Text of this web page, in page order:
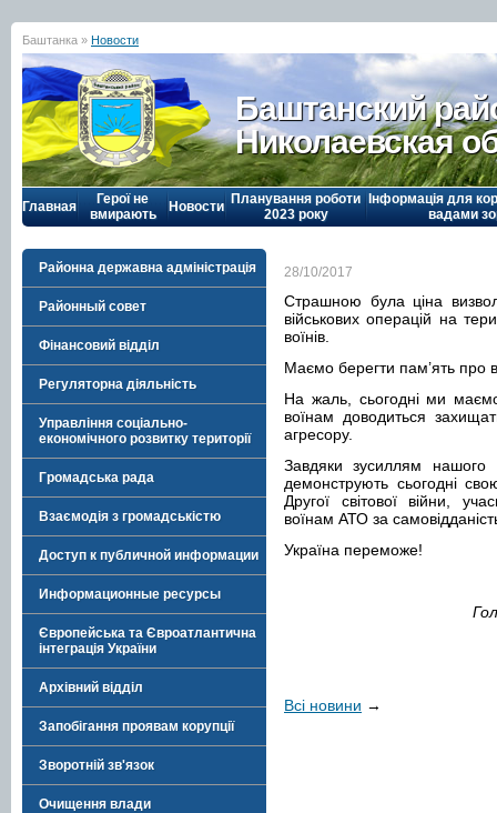
Баштанка » Новости
Баштанский
Николаевская
Главная
Герої не
вмирають
Новости Планування роботи
2023 року
Інформація для
вадами
Районна державна адміністрація
Районный совет
Фінансовий відділ
Регуляторна діяльність
Управління соціально-
економічного розвитку території
Громадська рада
Взаємодія з громадськістю
Доступ к публичной информации
Информационные ресурсы
Європейська та Євроатлантична
інтеграція України
Архівний відділ
Запобігання проявам корупції
Зворотній зв'язок
Очищення влади
28/10/2017
Страшною була ціна
військових операцій на
воїнів.
Маємо берегти пам’ять про
На жаль, сьогодні ми
воїнам доводиться
агресору.
Завдяки зусиллям нашого
демонструють сьогодні
Другої світової війни,
воїнам АТО за
Україна переможе!
Всі новини →